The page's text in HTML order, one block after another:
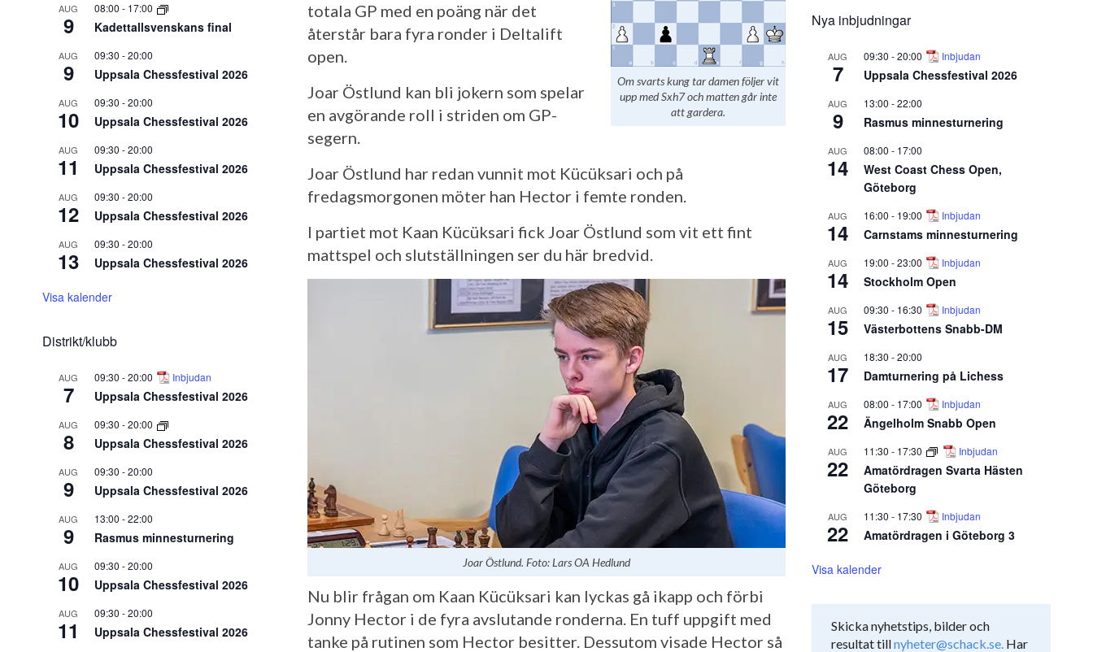
AUG
9
08:00 - 17:00
Kadettallsvenskans final
AUG
9
09:30 -20:00
Uppsala Chessfestival 2026
AUG
10
09:30 -20:00
Uppsala Chessfestival 2026
AUG
11
09:30 -20:00
Uppsala Chessfestival 2026
AUG
12
09:30 -20:00
Uppsala Chessfestival 2026
AUG
13
09:30 -20:00
Uppsala Chessfestival 2026
Visa kalender
Distrikt/klubb
AUG
7
09:30 -20:00 Inbjudan
Uppsala Chessfestival 2026
AUG
8
09:30 -20:00
Uppsala Chessfestival 2026
AUG
9
09:30 -20:00
Uppsala Chessfestival 2026
AUG
9
13:00 -22:00
Rasmus minnesturnering
AUG
10
09:30 -20:00
Uppsala Chessfestival 2026
AUG
11
09:30 -20:00
Uppsala Chessfestival 2026
Om svarts kung tar damen följer vit
upp med Sxh7 och matten går inte
att gardera.
totala GP med en poäng när det
återstår bara fyra ronder i Deltalift
open.
Joar Östlund kan bli jokern som spelar
en avgörande roll i striden om GP-
segern.
Joar Östlund har redan vunnit mot Kücüksari och på
fredagsmorgonen möter han Hector i femte ronden.
I partiet mot Kaan Kücüksari fick Joar Östlund som vit ett fint
mattspel och slutställningen ser du här bredvid.
Joar Östlund. Foto: Lars OA Hedlund
Nu blir frågan om Kaan Kücüksari kan lyckas gå ikapp och förbi
Jonny Hector i de fyra avslutande ronderna. En tuff uppgift med
tanke på rutinen som Hector besitter. Dessutom visade Hector så
Nya inbjudningar
AUG
7
09:30 -20:00 Inbjudan
Uppsala Chessfestival 2026
AUG
9
13:00 -22:00
Rasmus minnesturnering
AUG
14
08:00 - 17:00
West Coast Chess Open,
Göteborg
AUG
14
16:00 - 19:00 Inbjudan
Carnstams minnesturnering
AUG
14
19:00 -23:00 Inbjudan
Stockholm Open
AUG
15
09:30 - 16:30 Inbjudan
Västerbottens Snabb-DM
AUG
17
18:30 -20:00
Damturnering på Lichess
AUG
22
08:00 - 17:00 Inbjudan
Ängelholm Snabb Open
AUG
22
11:30 - 17:30 Inbjudan
Amatördragen Svarta Hästen
Göteborg
AUG
22
11:30 - 17:30 Inbjudan
Amatördragen i Göteborg 3
Visa kalender
Skicka nyhetstips, bilder och
resultat tillnyheter@schack.se. Har